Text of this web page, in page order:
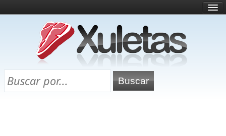
¿Qué es esto?
Directorio
Chuletas para exámenes